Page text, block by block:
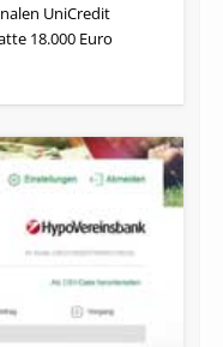
UniCredit
18.000 Euro